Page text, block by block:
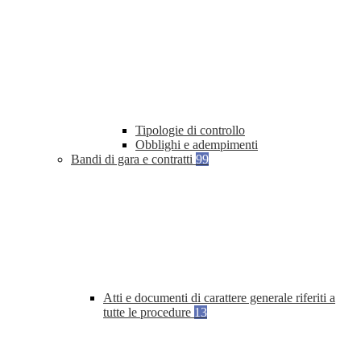
Tipologie di controllo
Obblighi e adempimenti
Bandi di gara e contratti 99
Atti e documenti di carattere generale riferiti a
tutte le procedure 13